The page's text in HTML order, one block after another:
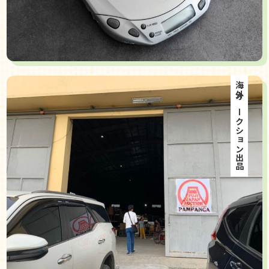
海外オークション出品